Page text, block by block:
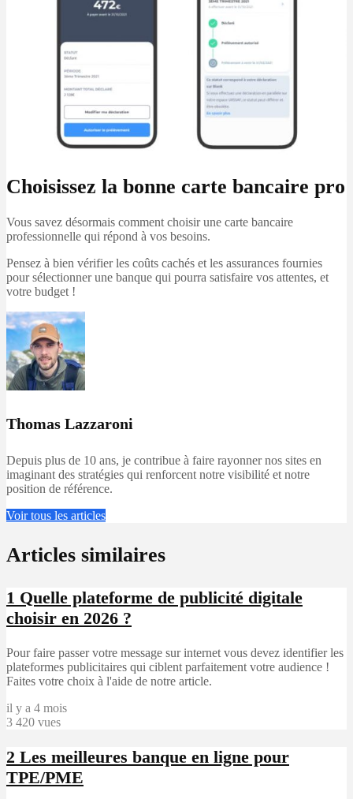
Choisissez la bonne carte bancaire pro
Vous savez désormais comment choisir une carte bancaire
professionnelle qui répond à vos besoins.
Pensez à bien vérifier les coûts cachés et les assurances fournies
pour sélectionner une banque qui pourra satisfaire vos attentes, et
votre budget !
Thomas Lazzaroni
Depuis plus de 10 ans, je contribue à faire rayonner nos sites en
imaginant des stratégies qui renforcent notre visibilité et notre
position de référence.
Voir tous les articles
Articles similaires
1 Quelle plateforme de publicité digitale
choisir en 2026 ?
Pour faire passer votre message sur internet vous devez identifier les
plateformes publicitaires qui ciblent parfaitement votre audience !
Faites votre choix à l'aide de notre article.
il y a 4 mois
3 420 vues
2 Les meilleures banque en ligne pour
TPE/PME